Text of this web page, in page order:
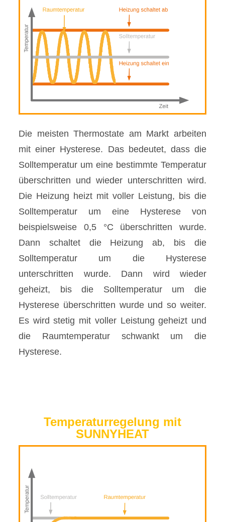
Die meisten Thermostate am Markt arbeiten
mit einer Hysterese. Das bedeutet, dass die
Solltemperatur um eine bestimmte Temperatur
überschritten und wieder unterschritten wird.
Die Heizung heizt mit voller Leistung, bis die
Solltemperatur um eine Hysterese von
beispielsweise 0,5 °C überschritten wurde.
Dann schaltet die Heizung ab, bis die
Solltemperatur um die Hysterese
unterschritten wurde. Dann wird wieder
geheizt, bis die Solltemperatur um die
Hysterese überschritten wurde und so weiter.
Es wird stetig mit voller Leistung geheizt und
die Raumtemperatur schwankt um die
Hysterese.
Temperaturregelung mit
SUNNYHEAT